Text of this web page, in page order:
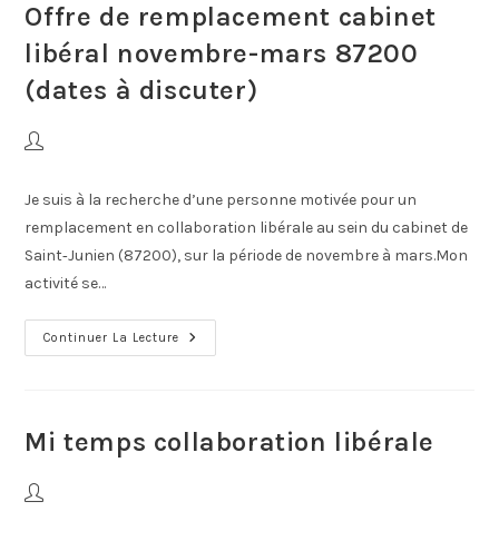
Offre de remplacement cabinet
libéral novembre-mars 87200
(dates à discuter)
Je suis à la recherche d’une personne motivée pour un
remplacement en collaboration libérale au sein du cabinet de
Saint‑Junien (87200), sur la période de novembre à mars.Mon
activité se…
Continuer La Lecture
Mi temps collaboration libérale